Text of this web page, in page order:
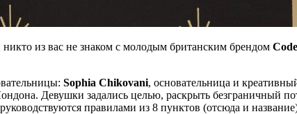
из вас не знаком с молодым британским брендом
Sophia Chikovani, основательница и
Девушки задались целью, раскрыть безграничный
правилами из 8 пунктов (отсюда и